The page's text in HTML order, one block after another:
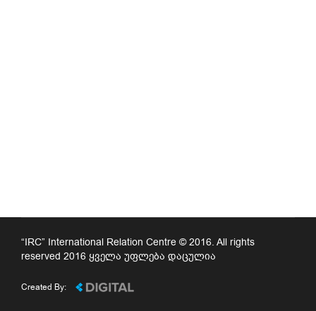
“IRC” International Relation Centre © 2016. All rights
reserved 2016 ყველა უფლება დაცულია
Created By: